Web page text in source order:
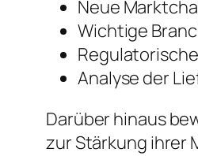
Neue
Wichtige
Analyse der
Darüber hinaus
zur Stärkung ihrer